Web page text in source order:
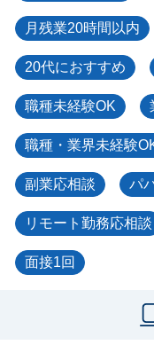
月残業20時間以内
20代におすすめ
職種未経験OK
職種・業界未経験
副業応相談 パ
リモート勤務応相談
面接1回